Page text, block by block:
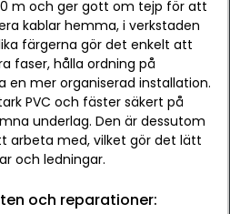
m och ger gott om tejp för att
kablar hemma, i verkstaden
färgerna gör det enkelt att
faser, hålla ordning på
en mer organiserad installation.
PVC och fäster säkert på
underlag. Den är dessutom
arbeta med, vilket gör det lätt
och ledningar.
och reparationer: